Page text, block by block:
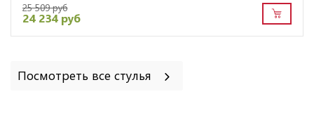
25 509 руб
24 234 руб
Посмотреть все стулья